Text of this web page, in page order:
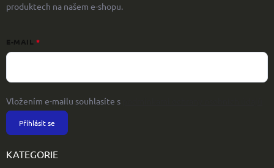
produktech na našem e-shopu.
E-MAIL
Vložením e-mailu souhlasíte s
Přihlásit se
KATEGORIE